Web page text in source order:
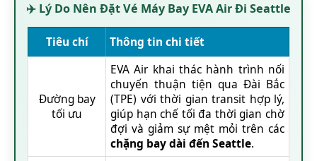
✈️ Lý Do Nên Đặt Vé Máy Bay EVA Air Đi Seattle
Tiêu chí Thông tin chi tiết
Đường bay
tối ưu
EVA Air khai thác hành trình nối
chuyến thuận tiện qua Đài Bắc
(TPE) với thời gian transit hợp lý,
giúp hạn chế tối đa thời gian chờ
đợi và giảm sự mệt mỏi trên các
chặng bay dài đến Seattle.